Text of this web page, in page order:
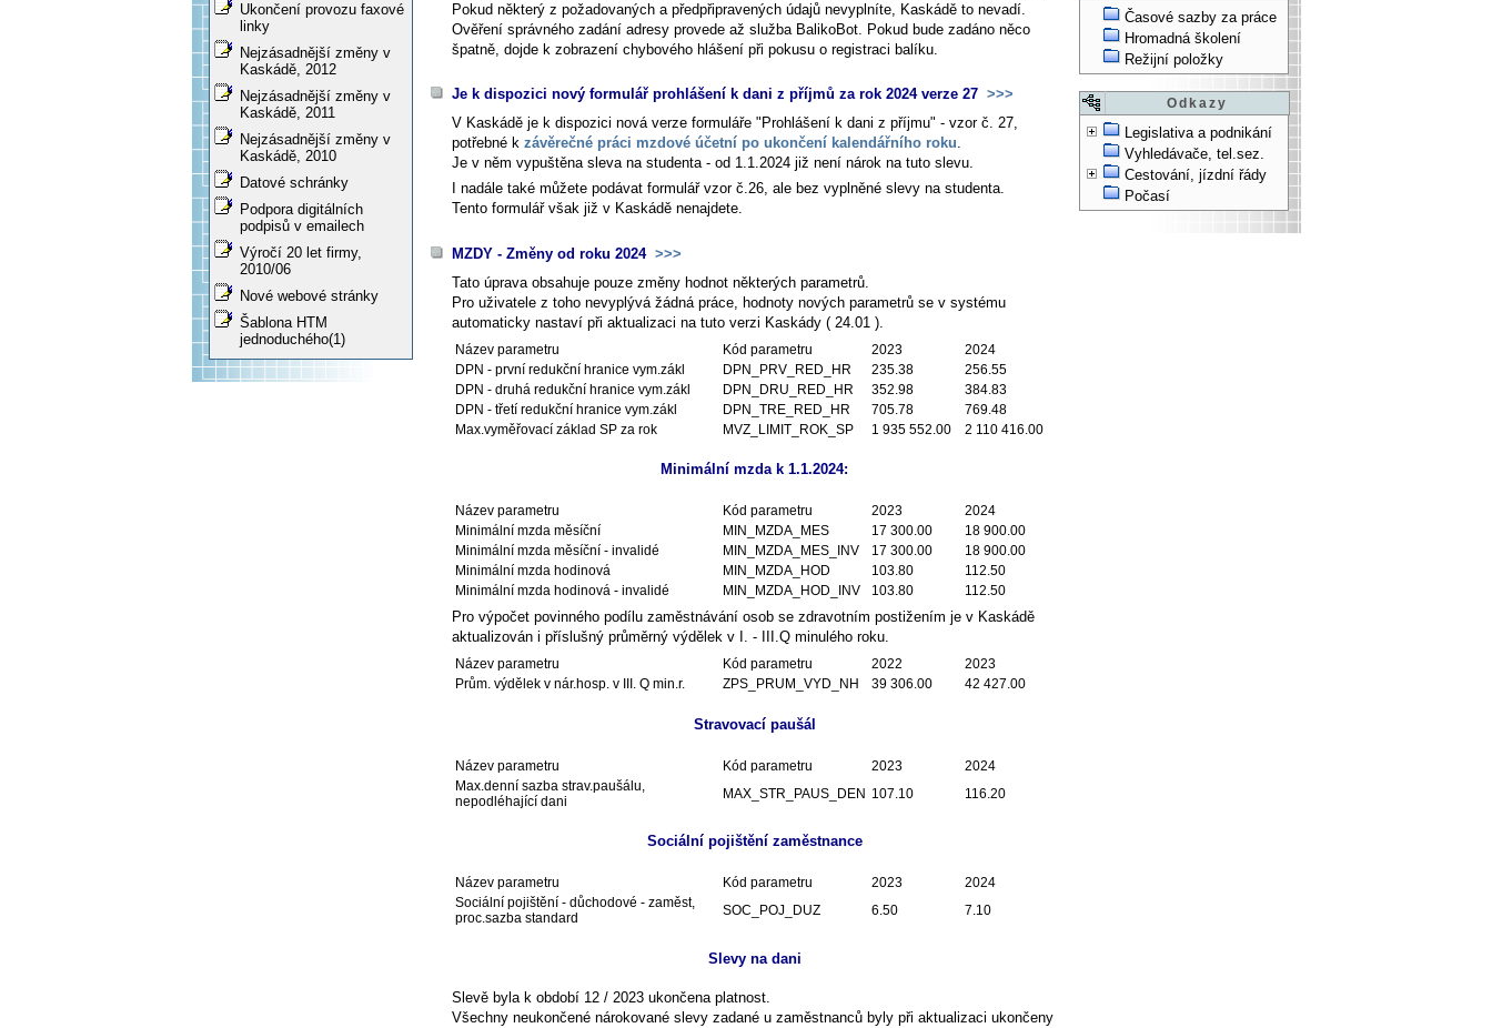
Ukončení provozu faxové
linky
Nejzásadnější změny v
Kaskádě, 2012
Nejzásadnější změny v
Kaskádě, 2011
Nejzásadnější změny v
Kaskádě, 2010
Datové schránky
Podpora digitálních
podpisů v emailech
Výročí 20 let firmy,
2010/06
Nové webové stránky
Šablona HTM
jednoduchého(1)
Časové sazby za práce
Hromadná školení
Režijní položky
Odkazy
Legislativa a podnikání
Vyhledávače, tel.sez.
Cestování, jízdní řády
Počasí
Pokud některý z požadovaných a předpřipravených údajů nevyplníte, Kaskádě to nevadí.
Ověření správného zadání adresy provede až služba BalikoBot. Pokud bude zadáno něco
špatně, dojde k zobrazení chybového hlášení při pokusu o registraci balíku.
Je k dispozici nový formulář prohlášení k dani z příjmů za rok 2024 verze 27 >>>
V Kaskádě je k dispozici nová verze formuláře "Prohlášení k dani z příjmu" - vzor č. 27,
potřebné k závěrečné práci mzdové účetní po ukončení kalendářního roku.
Je v něm vypuštěna sleva na studenta - od 1.1.2024 již není nárok na tuto slevu.
I nadále také můžete podávat formulář vzor č.26, ale bez vyplněné slevy na studenta.
Tento formulář však již v Kaskádě nenajdete.
MZDY - Změny od roku 2024 >>>
Tato úprava obsahuje pouze změny hodnot některých parametrů.
Pro uživatele z toho nevyplývá žádná práce, hodnoty nových parametrů se v systému
automaticky nastaví při aktualizaci na tuto verzi Kaskády ( 24.01 ).
Název parametru Kód parametru 2023
2024
DPN - první redukční hranice vym.zákl
DPN_PRV_RED_HR 235.38
256.55
DPN - druhá redukční hranice vym.zákl
DPN_DRU_RED_HR 352.98
384.83
DPN - třetí redukční hranice vym.zákl
DPN_TRE_RED_HR 705.78
769.48
Max.vyměřovací základ SP za rok
MVZ_LIMIT_ROK_SP 1 935 552.00 2 110 416.00
Minimální mzda k 1.1.2024:
Název parametru Kód parametru 2023
2024
Minimální mzda měsíční
MIN_MZDA_MES 17 300.00
18 900.00
Minimální mzda měsíční - invalidé
MIN_MZDA_MES_INV 17 300.00
18 900.00
Minimální mzda hodinová
MIN_MZDA_HOD 103.80
112.50
Minimální mzda hodinová - invalidé
MIN_MZDA_HOD_INV 103.80 112.50
Pro výpočet povinného podílu zaměstnávání osob se zdravotním postižením je v Kaskádě
aktualizován i příslušný průměrný výdělek v I. - III.Q minulého roku.
Název parametru Kód parametru 2022
2023
Prům. výdělek v nár.hosp. v III. Q min.r.
ZPS_PRUM_VYD_NH 39 306.00 42 427.00
Stravovací paušál
Název parametru Kód parametru 2023
2024
Max.denní sazba strav.paušálu,
nepodléhající dani
MAX_STR_PAUS_DEN 107.10 116.20
Sociální pojištění zaměstnance
Název parametru Kód parametru 2023
2024
Sociální pojištění - důchodové - zaměst,
proc.sazba standard
SOC_POJ_DUZ 6.50 7.10
Slevy na dani
Slevě byla k období 12 / 2023 ukončena platnost.
Všechny neukončené nárokované slevy zadané u zaměstnanců byly při aktualizaci ukončeny